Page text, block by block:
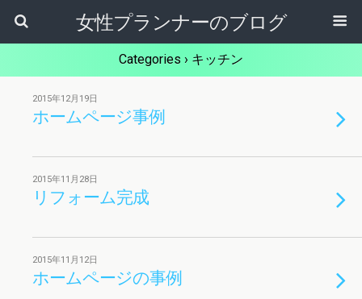
女性プランナーのブログ
Categories › キッチン
2015年12月19日
ホームページ事例
2015年11月28日
リフォーム完成
2015年11月12日
ホームページの事例